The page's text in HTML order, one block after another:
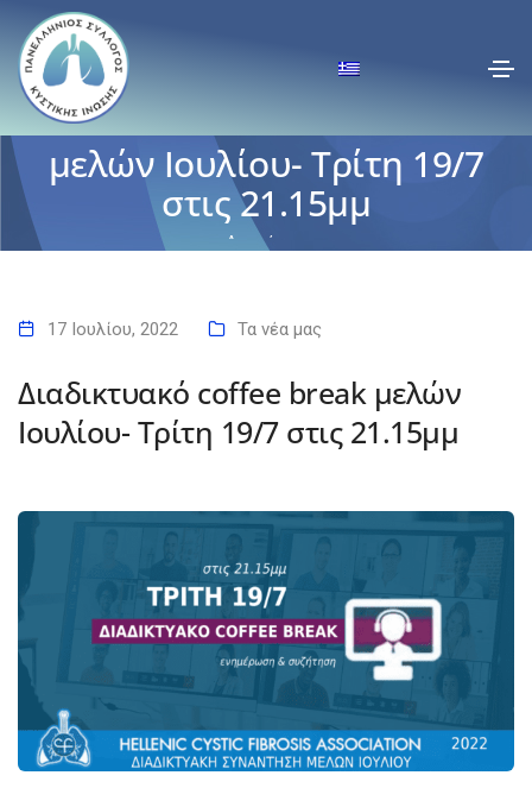
Διαδικτυακό coffee break
μελών Ιουλίου- Τρίτη 19/7
στις 21.15μμ
Αρχική
17 Ιουλίου, 2022 Τα νέα μας
Διαδικτυακό coffee break μελών
Ιουλίου- Τρίτη 19/7 στις 21.15μμ